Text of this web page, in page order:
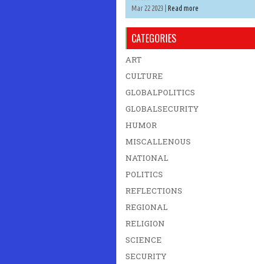
Mar 22 2023 | Read more
CATEGORIES
ART
CULTURE
GLOBALPOLITICS
GLOBALSECURITY
HUMOR
MISCALLENOUS
NATIONAL
POLITICS
REFLECTIONS
REGIONAL
RELIGION
SCIENCE
SECURITY